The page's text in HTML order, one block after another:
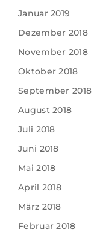
Januar 2019
Dezember 2018
November 2018
Oktober 2018
September 2018
August 2018
Juli 2018
Juni 2018
Mai 2018
April 2018
März 2018
Februar 2018